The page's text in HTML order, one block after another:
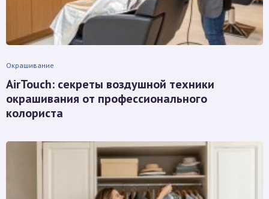
Окрашивание
AirTouch: секреты воздушной техники
окрашивания от профессионального
колориста